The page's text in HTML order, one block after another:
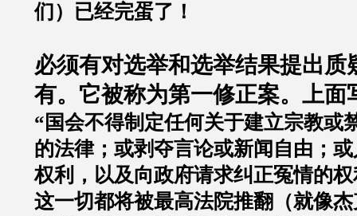
们）已经完蛋了！
必须有对选举和选举结果提出质
有。它被称为第一修正案。上面
“ 国会不得制定任何关于建立宗教或
的法律；或剥夺言论或新闻自由；
权利，以及向政府请求纠正冤情的
这一切都将被最高法院推翻（就像